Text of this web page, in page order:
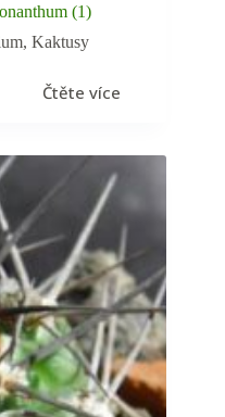
(1)
,Kaktusy
Čtěte více